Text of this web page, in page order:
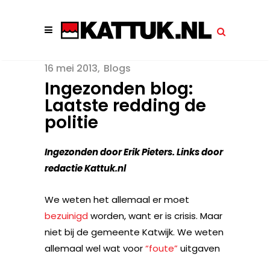
16 mei 2013 Blogs
Ingezonden blog:
Laatste redding de
politie
Ingezonden door Erik Pieters. Links door
redactie Kattuk.nl
We weten het allemaal er moet
bezuinigd worden, want er is crisis. Maar
niet bij de gemeente Katwijk. We weten
allemaal wel wat voor“foute” uitgaven